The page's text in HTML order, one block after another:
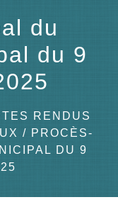
du
du 9
RENDUS
/ PROCÈS-
DU 9